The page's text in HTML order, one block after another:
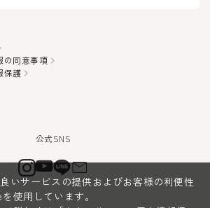
の同意事項
保護
いサービスの提供およびお客様の利便性
使用しています。